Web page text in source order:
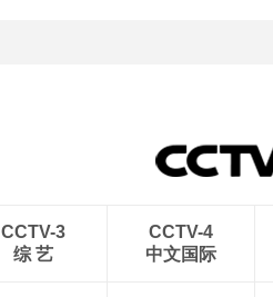
CCTV-3
综 艺
CCTV-4
中文国际